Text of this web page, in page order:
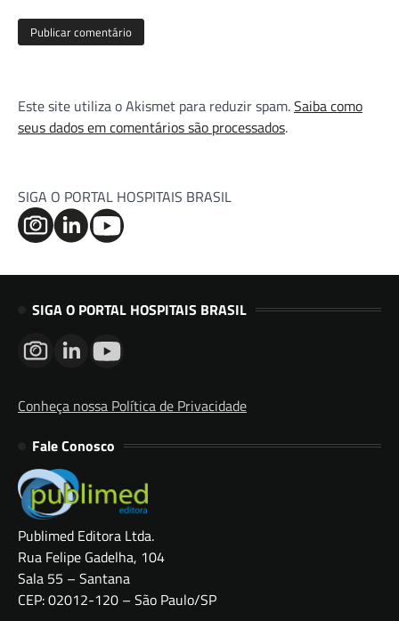
Este site utiliza o Akismet para reduzir spam.Saiba como
seus dados em comentários são processados.
SIGA O PORTAL HOSPITAIS BRASIL
SIGA O PORTAL HOSPITAIS BRASIL
Conheça nossa Política de Privacidade
Fale Conosco
Publimed Editora Ltda.
Rua Felipe Gadelha, 104
Sala 55 – Santana
CEP: 02012-120 – São Paulo/SP